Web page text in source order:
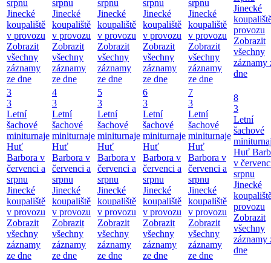
srpnu
Jinecké
koupaliště
v provozu
Zobrazit
všechny
záznamy
ze dne
srpnu
Jinecké
koupaliště
v provozu
Zobrazit
všechny
záznamy
ze dne
srpnu
Jinecké
koupaliště
v provozu
Zobrazit
všechny
záznamy
ze dne
srpnu
Jinecké
koupaliště
v provozu
Zobrazit
všechny
záznamy
ze dne
srpnu
Jinecké
koupaliště
v provozu
Zobrazit
všechny
záznamy
ze dne
Jinecké
provozu
Zobrazit
všechny
záznamy
dne
3
3
Letní
šachové
miniturnaje
Huť
Barbora v
červenci a
srpnu
Jinecké
koupaliště
v provozu
Zobrazit
všechny
záznamy
ze dne
4
3
Letní
šachové
miniturnaje
Huť
Barbora v
červenci a
srpnu
Jinecké
koupaliště
v provozu
Zobrazit
všechny
záznamy
ze dne
5
3
Letní
šachové
miniturnaje
Huť
Barbora v
červenci a
srpnu
Jinecké
koupaliště
v provozu
Zobrazit
všechny
záznamy
ze dne
6
3
Letní
šachové
miniturnaje
Huť
Barbora v
červenci a
srpnu
Jinecké
koupaliště
v provozu
Zobrazit
všechny
záznamy
ze dne
7
3
Letní
šachové
miniturnaje
Huť
Barbora v
červenci a
srpnu
Jinecké
koupaliště
v provozu
Zobrazit
všechny
záznamy
ze dne
8
3
Letní
šachové
Huť
v
srpnu
Jinecké
provozu
Zobrazit
všechny
záznamy
dne